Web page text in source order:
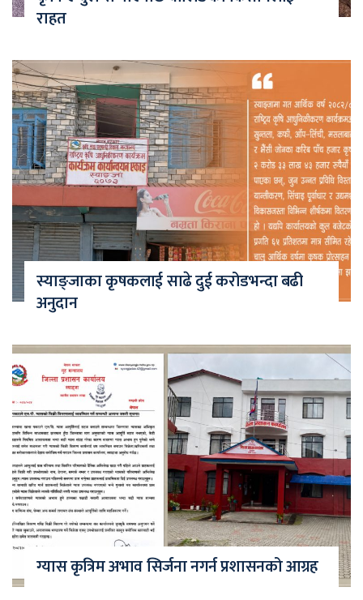
राहत
स्याङ्जाका कृषकलाई साढे दुई करोडभन्दा बढी
अनुदान
ग्यास कृत्रिम अभाव सिर्जना नगर्न प्रशासनको आग्रह